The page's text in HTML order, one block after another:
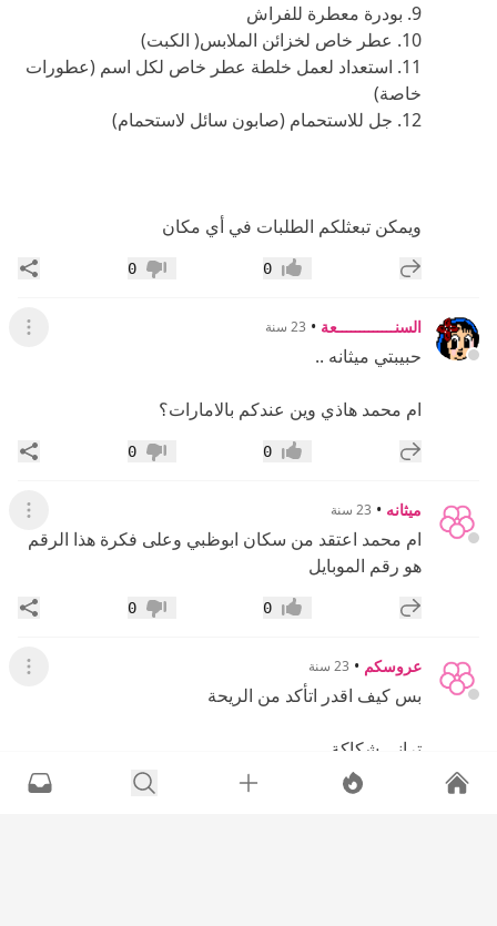
9. بودرة معطرة للفراش
10. عطر خاص لخزائن الملابس( الكبت)
11. استعداد لعمل خلطة عطر خاص لكل اسم (عطورات
خاصة)
12. جل للاستحمام (صابون سائل لاستحمام)
ويمكن تبعثلكم الطلبات في أي مكان
إضافة رد جديد إعجاب0 عدم إعجاب
0
السنـــــــــــــعة • 23 سنة عرض
حبيبتي ميثانه ..
ام محمد هاذي وين عندكم بالامارات؟
إضافة رد جديد إعجاب0 عدم إعجاب
0
ميثانه • 23 سنة عرض
ام محمد اعتقد من سكان ابوظبي وعلى فكرة هذا الرقم
هو رقم الموبايل
إضافة رد جديد إعجاب0 عدم إعجاب
0
عروسكم • 23 سنة عرض
بس كيف اقدر اتأكد من الريحة
تراني شكاكة